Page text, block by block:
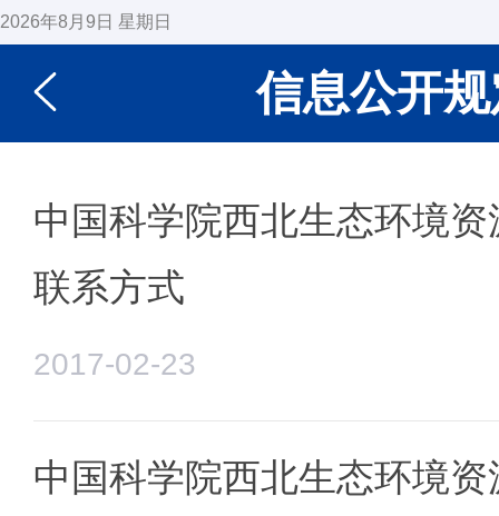
2026年8月9日 星期日
信息公开
中国科学院西北生态环境
联系方式
2017-02-23
中国科学院西北生态环境